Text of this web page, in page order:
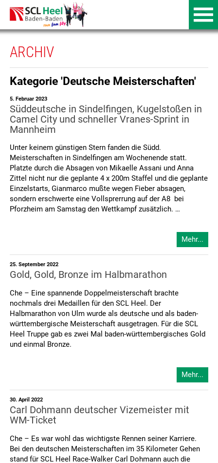
ARCHIV
Kategorie 'Deutsche Meisterschaften'
5. Februar 2023
Süddeutsche in Sindelfingen, Kugelstoßen in
Camel City und schneller Vranes-Sprint in
Mannheim
Unter keinem günstigen Stern fanden die Südd.
Meisterschaften in Sindelfingen am Wochenende statt.
Platzte durch die Absagen von Mikaelle Assani und Anna
Zittel nicht nur die geplante 4 x 200m Staffel und die geplante
Einzelstarts, Gianmarco mußte wegen Fieber absagen,
sondern erschwerte eine Vollsprerrung auf der A8 bei
Pforzheim am Samstag den Wettkampf zusätzlich. …
Mehr...
25. September 2022
Gold, Gold, Bronze im Halbmarathon
Che – Eine spannende Doppelmeisterschaft brachte
nochmals drei Medaillen für den SCL Heel. Der
Halbmarathon von Ulm wurde als deutsche und als baden-
württembergische Meisterschaft ausgetragen. Für die SCL
Heel Truppe gab es zwei Mal baden-württembergisches Gold
und einmal Bronze.
Mehr...
30. April 2022
Carl Dohmann deutscher Vizemeister mit
WM-Ticket
Che – Es war wohl das wichtigste Rennen seiner Karriere.
Bei den deutschen Meisterschaften im 35 Kilometer Gehen
stand für SCL Heel Race-Walker Carl Dohmann auch die